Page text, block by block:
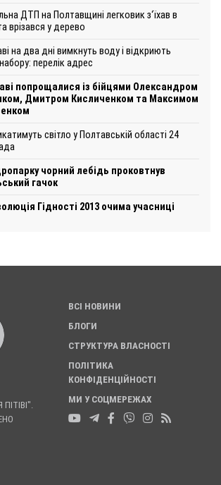
ДТП на Полтавщині легковик з‘їхав в
врізався у дерево
на два дні вимкнуть воду і відкриють
перелік адрес
попрощалися із бійцями Олександром
Дмитром Кисличенком та Максимом
світло у Полтавській області 24
чорний лебідь проковтнув
гачок
Гідності 2013 очима учасниці
ВСІ НОВИНИ
БЛОГИ
СТРУКТУРА ВЛАСНОСТІ
ПОЛІТИКА
КОНФІДЕНЦІЙНОСТІ
МИ У СОЦМЕРЕЖАХ